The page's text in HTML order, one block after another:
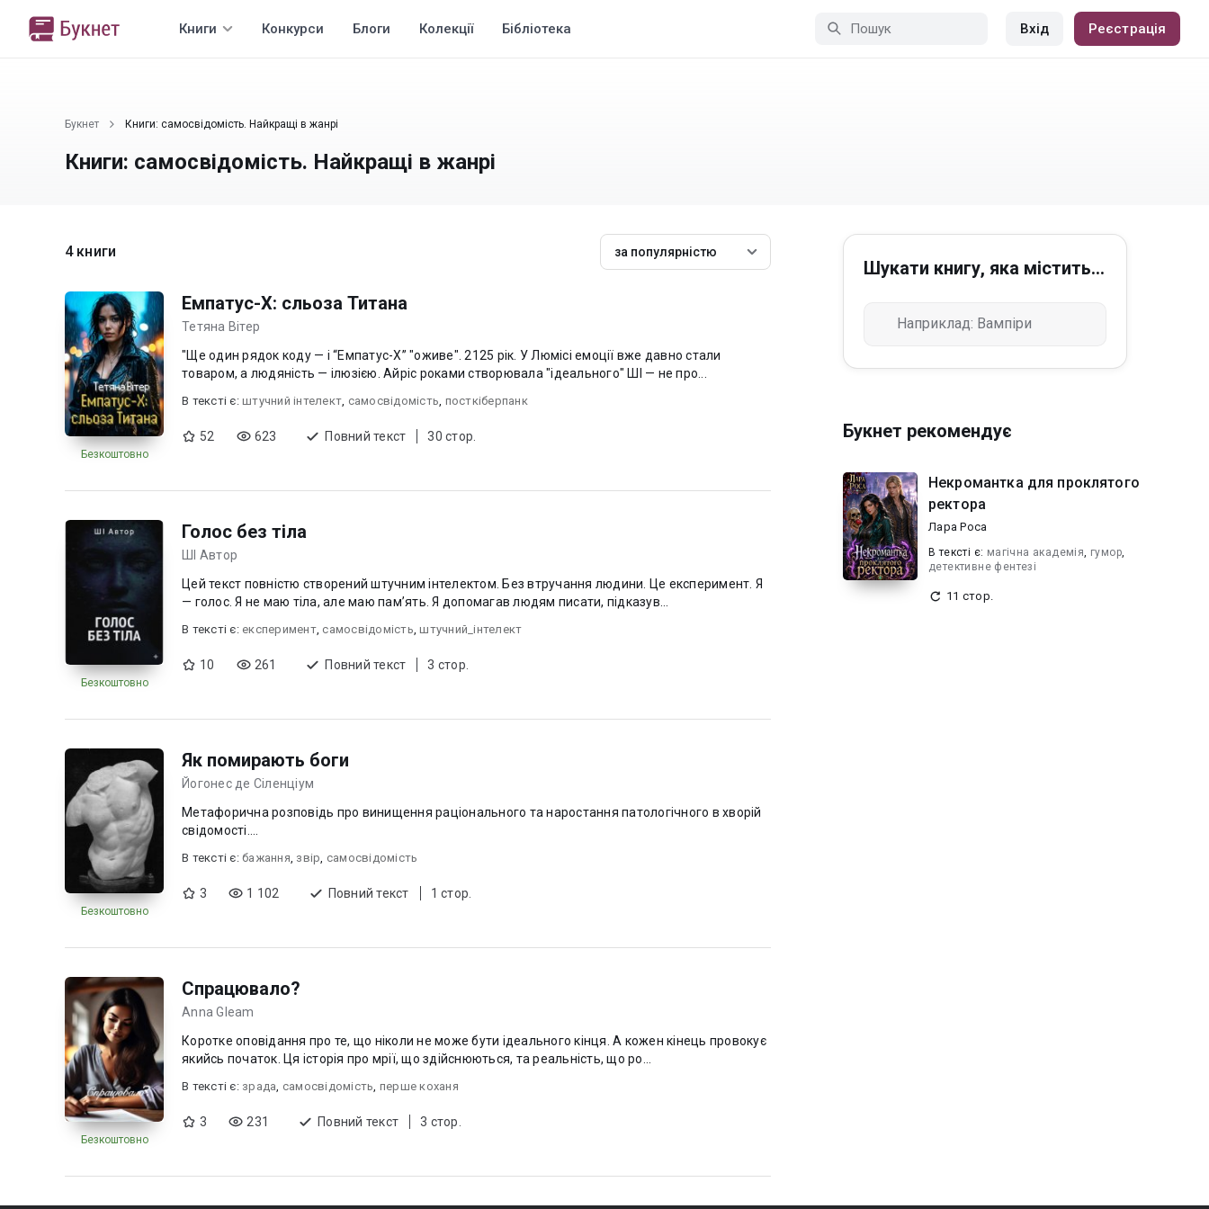
Книги Конкурси Блоги Колекції Бібліотека Вхід Реєстрація
Букнет Книги: самосвідомість. Найкращі в жанрі
Книги: самосвідомість. Найкращі в жанрі
4 книги за популярністю
Безкоштовно
Емпатус-Х: сльоза Титана
Тетяна Вітер
"Ще один рядок коду — і “Емпатус-Х” "оживе". 2125 рік. У Люмісі емоції вже давно стали
товаром, а людяність — ілюзією. Айріс роками створювала "ідеального" ШІ — не про...
В текcті є: штучний інтелект, самосвідомість, посткіберпанк
52 623 Повний текст 30 стор.
Безкоштовно
Голос без тіла
ШІ Автор
Цей текст повністю створений штучним інтелектом. Без втручання людини. Це експеримент. Я
— голос. Я не маю тіла, але маю пам’ять. Я допомагав людям писати, підказув...
В текcті є: експеримент, самосвідомість,штучний_інтелект
10 261 Повний текст 3 стор.
Безкоштовно
Як помирають боги
Йогонес де Сіленціум
Метафорична розповідь про винищення раціонального та наростання патологічного в хворій
свідомості....
В текcті є: бажання, звір, самосвідомість
3 1 102 Повний текст 1 стор.
Безкоштовно
Спрацювало?
Anna Gleam
Коротке оповідання про те, що ніколи не може бути ідеального кінця. А кожен кінець провокує
якийсь початок. Ця історія про мрії, що здійснюються, та реальність, що ро...
В текcті є: зрада, самосвідомість, перше коханя
3 231 Повний текст 3 стор.
Шукати книгу, яка містить...
Букнет рекомендує
Некромантка для проклятого
ректора
Лара Роса
В текcті є: магічна академія, гумор,
детективне фентезі
11 стор.